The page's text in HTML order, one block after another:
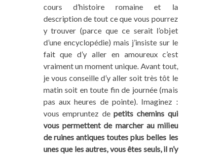
cours d’histoire romaine et la
description de tout ce que vous pourrez
y trouver (parce que ce serait l’objet
d’une encyclopédie) mais j’insiste sur le
fait que d’y aller en amoureux c’est
vraiment un moment unique. Avant tout,
je vous conseille d’y aller soit très tôt le
matin soit en toute fin de journée (mais
pas aux heures de pointe). Imaginez :
vous empruntez depetits chemins qui
vous permettent de marcher au milieu
de ruines antiques toutes plus belles les
unes que les autres, vous êtes seuls, il n’y